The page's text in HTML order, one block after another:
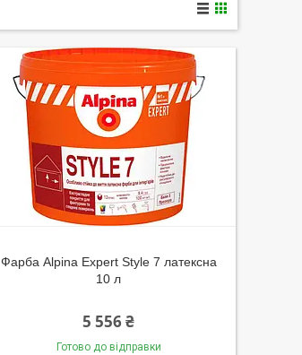
Фарба Alpina Expert Style 7 латексна
10 л
5 556 ₴
Готово до відправки